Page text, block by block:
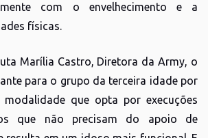
com o envelhecimento e a
físicas.
Marília Castro, Diretora da Army, o
para o grupo da terceira idade por
que opta por execuções
que não precisam do apoio de